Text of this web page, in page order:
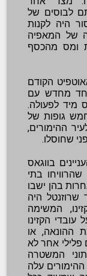
לבוסים של
היה לקנות
של המאפיה
ומס מהכסף
הקודם
מחדש עם
מיד לפעולה.
גופות של
ההימורים,
שחוסלו.
בווגאס
בתי
בהן ישבו
שרוזנטל היה
המשימה
הקזינו
ההונאה, או
פלילי אחר לא
המשטרה
עלה